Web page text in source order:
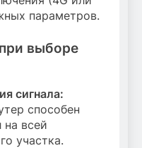
параметров.
выборе
сигнала:
способен
на всей
участка.